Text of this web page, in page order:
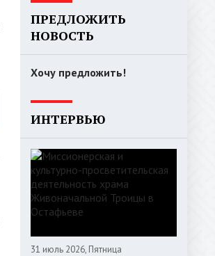
ПРЕДЛОЖИТЬ
НОВОСТЬ
Хочу предложить!
ИНТЕРВЬЮ
31 июль 2026, Пятница